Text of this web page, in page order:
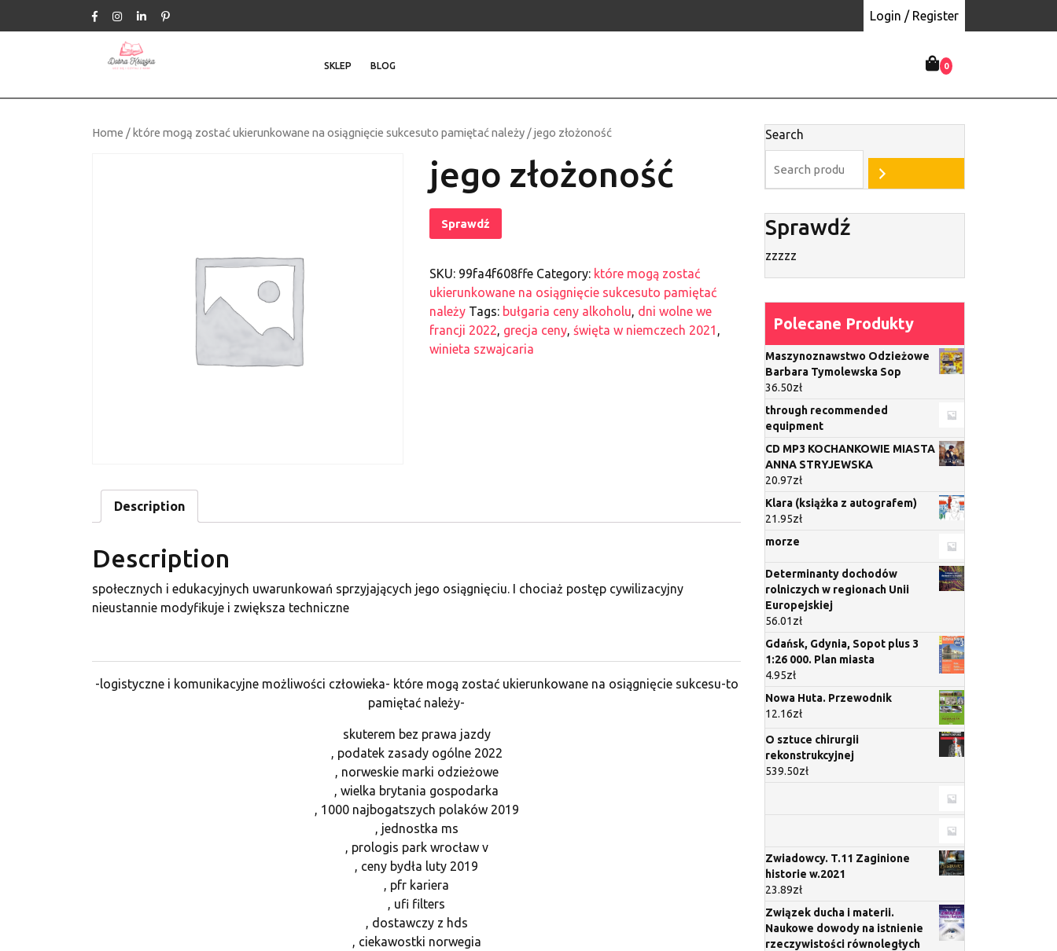
Login / Register
SKLEP BLOG 0
Home / które mogą zostać ukierunkowane na osiągnięcie sukcesuto pamiętać należy / jego złożoność
jego złożoność
Sprawdź
SKU: 99fa4f608ffe Category: które mogą zostać
ukierunkowane na osiągnięcie sukcesuto pamiętać
należy Tags: bułgaria ceny alkoholu, dni wolne we
francji 2022, grecja ceny, święta w niemczech 2021 ,
winieta szwajcaria
Description
Description
społecznych i edukacyjnych uwarunkowań sprzyjających jego osiągnięciu. I chociaż postęp cywilizacyjny
nieustannie modyfikuje i zwiększa techniczne
-logistyczne i komunikacyjne możliwości człowieka- które mogą zostać ukierunkowane na osiągnięcie sukcesu-to
pamiętać należy-
skuterem bez prawa jazdy
, podatek zasady ogólne 2022
, norweskie marki odzieżowe
, wielka brytania gospodarka
, 1000 najbogatszych polaków 2019
, jednostka ms
, prologis park wrocław v
, ceny bydła luty 2019
, pfr kariera
, ufi filters
, dostawczy z hds
, ciekawostki norwegia
Search
Sprawdź
zzzzz
Polecane Produkty
Maszynoznawstwo Odzieżowe
Barbara Tymolewska Sop
36.50zł
through recommended
equipment
CD MP3 KOCHANKOWIE MIASTA
ANNA STRYJEWSKA
20.97zł
Klara (książka z autografem)
21.95zł
morze
Determinanty dochodów
rolniczych w regionach Unii
Europejskiej
56.01 zł
Gdańsk, Gdynia, Sopot plus 3
1:26 000. Plan miasta
4.95zł
Nowa Huta. Przewodnik
12.16zł
O sztuce chirurgii
rekonstrukcyjnej
539.50zł
Zwiadowcy. T.11 Zaginione
historie w.2021
23.89zł
Związek ducha i materii.
Naukowe dowody na istnienie
rzeczywistości równoległych